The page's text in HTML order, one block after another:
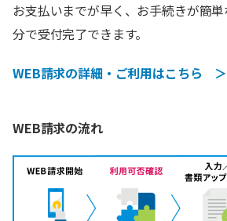
お支払いまでが早く、お手続きが簡
分で受付完了できます。
WEB請求の詳細・ご利用はこちら ＞
WEB請求の流れ